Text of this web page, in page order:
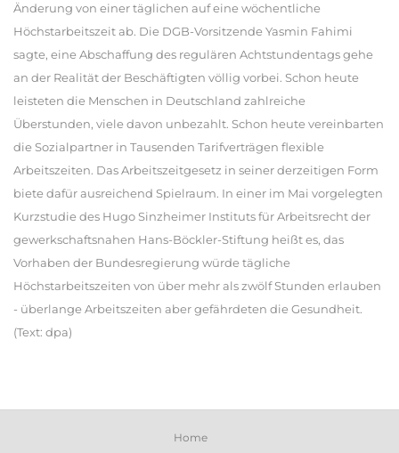
Änderung von einer täglichen auf eine wöchentliche
Höchstarbeitszeit ab. Die DGB-Vorsitzende Yasmin Fahimi
sagte, eine Abschaffung des regulären Achtstundentags gehe
an der Realität der Beschäftigten völlig vorbei. Schon heute
leisteten die Menschen in Deutschland zahlreiche
Überstunden, viele davon unbezahlt. Schon heute vereinbarten
die Sozialpartner in Tausenden Tarifverträgen flexible
Arbeitszeiten. Das Arbeitszeitgesetz in seiner derzeitigen Form
biete dafür ausreichend Spielraum. In einer im Mai vorgelegten
Kurzstudie des Hugo Sinzheimer Instituts für Arbeitsrecht der
gewerkschaftsnahen Hans-Böckler-Stiftung heißt es, das
Vorhaben der Bundesregierung würde tägliche
Höchstarbeitszeiten von über mehr als zwölf Stunden erlauben
- überlange Arbeitszeiten aber gefährdeten die Gesundheit.
(Text: dpa)
Home